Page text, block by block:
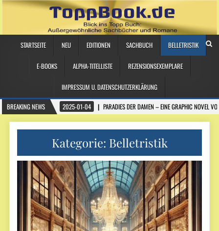
STARTSEITE NEU EDITIONEN SACHBUCH BELLETRISTIK
E-BOOKS ALPHA-TITELLISTE REZENSIONSEXEMPLARE
IMPRESSUM U. DATENSCHUTZERKLÄRUNG
BREAKING NEWS
2025-01-04 PARADIES DER DAMEN – EINE GRAPHIC NOVEL
Kategorie: Belletristik